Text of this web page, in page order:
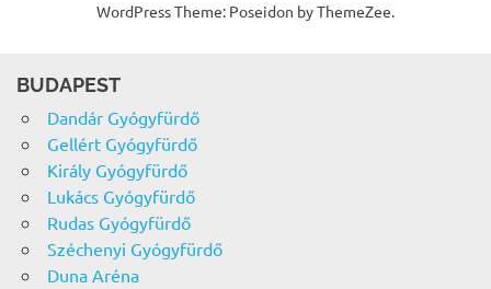
WordPress Theme: Poseidon by ThemeZee.
BUDAPEST
Dandár Gyógyfürdő
Gellért Gyógyfürdő
Király Gyógyfürdő
Lukács Gyógyfürdő
Rudas Gyógyfürdő
Széchenyi Gyógyfürdő
Duna Aréna